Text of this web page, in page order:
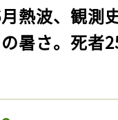
月熱波、観
暑さ。死者